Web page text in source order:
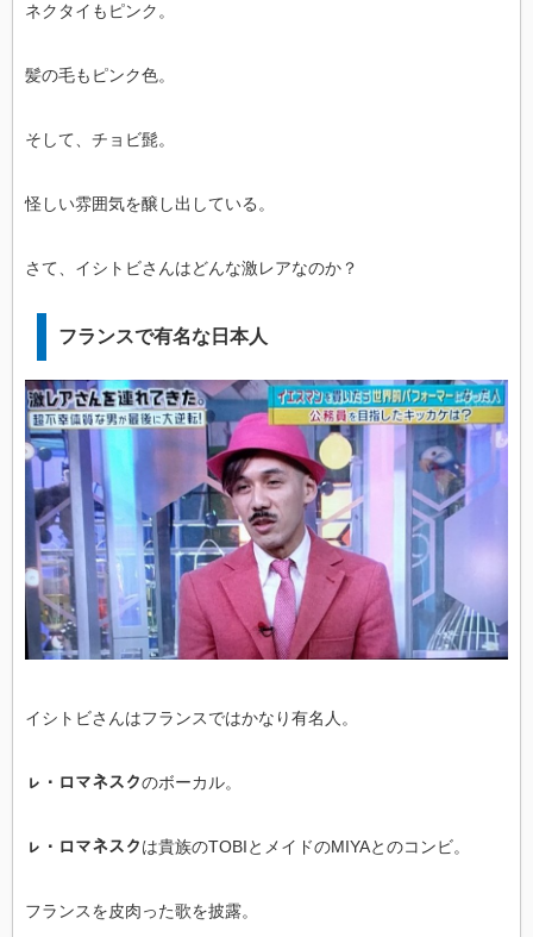
ネクタイもピンク。
髪の毛もピンク色。
そして、チョビ髭。
怪しい雰囲気を醸し出している。
さて、イシトビさんはどんな激レアなのか？
フランスで有名な日本人
イシトビさんはフランスではかなり有名人。
ㇾ・ロマネスクのボーカル。
ㇾ・ロマネスクは貴族のTOBIとメイドのMIYAとのコンビ。
フランスを皮肉った歌を披露。